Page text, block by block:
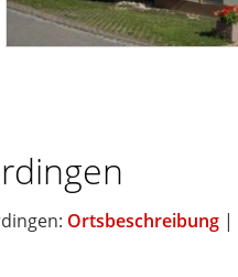
Ortsbeschreibung |